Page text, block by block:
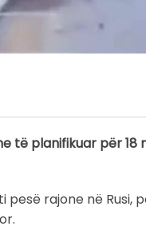
të planifikuar për
pesë rajone në